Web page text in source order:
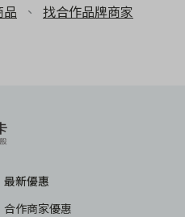
品 、 找合作品牌商家
最新優惠
合作商家優惠